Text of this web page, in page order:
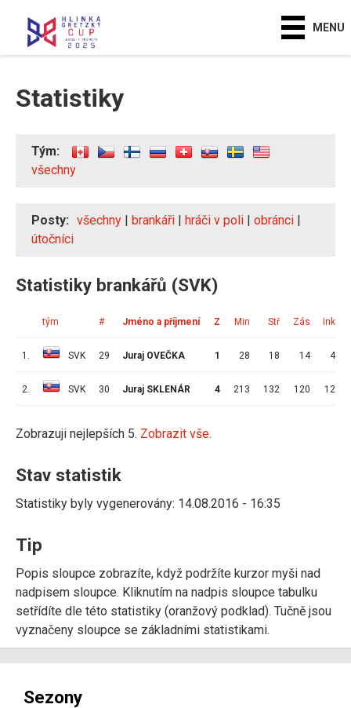
MENU
Statistiky
Tým:
všechny
Posty: všechny | brankáři | hráči v poli | obránci |
útočníci
Statistiky brankářů (SVK)
tým # Jméno a příjmení Z Min Stř Zás Ink
1. SVK 29 Juraj OVEČKA 1 28 18 14 4
2. SVK 30 Juraj SKLENÁR 4 213 132 120 12
Zobrazuji nejlepších 5. Zobrazit vše.
Stav statistik
Statistiky byly vygenerovány: 14.08.2016 - 16:35
Tip
Popis sloupce zobrazíte, když podržíte kurzor myši nad
nadpisem sloupce. Kliknutím na nadpis sloupce tabulku
setřídíte dle této statistiky (oranžový podklad). Tučně jsou
vyznačeny sloupce se základními statistikami.
Sezony